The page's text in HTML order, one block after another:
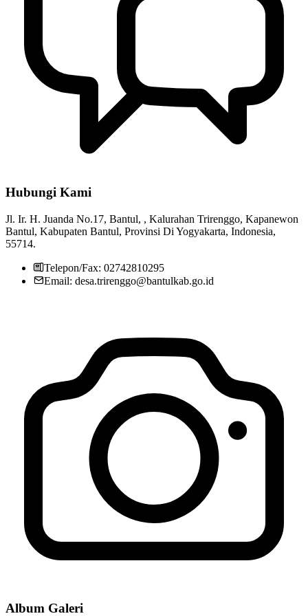
Pemerintah Kalurahan Trirenggo
MAD I dan Pembentukan TPID Kecamatan Bantul 12 April 2019
Posko Pembayaran PBB di Dusun Sumber Batikan 16 April 2019
Hubungi Kami
Jl. Ir. H. Juanda No.17, Bantul, , Kalurahan Trirenggo, Kapanewon
Bantul, Kabupaten Bantul, Provinsi Di Yogyakarta, Indonesia,
55714.
Telepon/Fax: 02742810295
Email: desa.trirenggo@bantulkab.go.id
Album Galeri